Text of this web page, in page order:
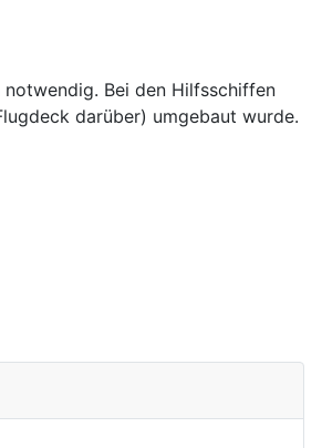
Bei den Hilfsschiffen
darüber) umgebaut wurde.